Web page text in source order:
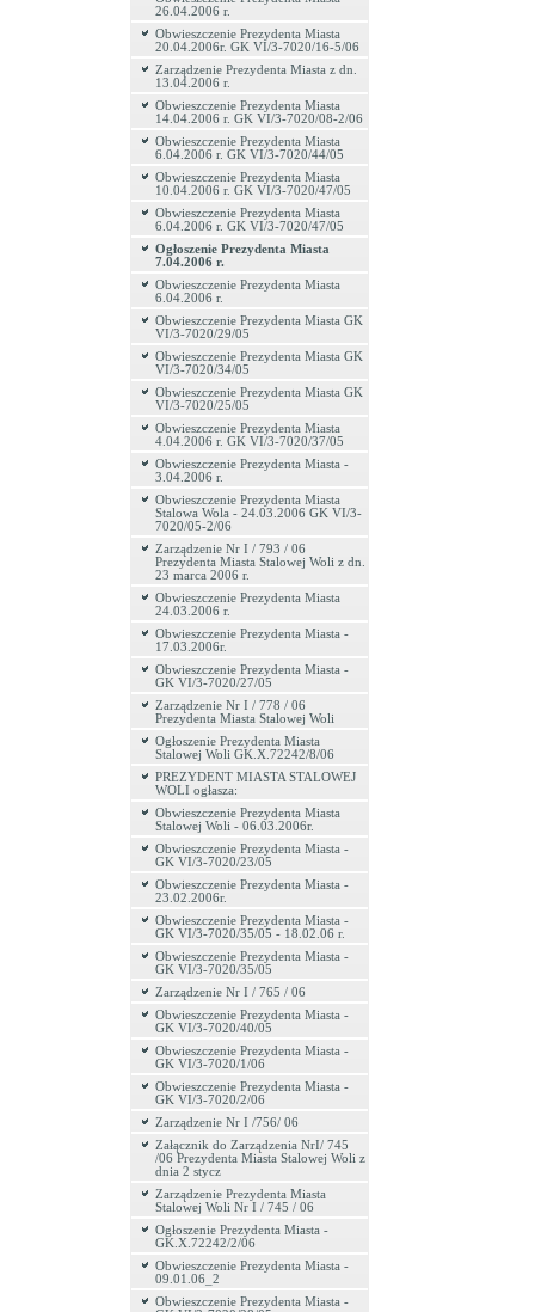
26.04.2006 r.
Obwieszczenie Prezydenta Miasta
20.04.2006r. GK VI/3-7020/16-5/06
Zarządzenie Prezydenta Miasta z dn.
13.04.2006 r.
Obwieszczenie Prezydenta Miasta
14.04.2006 r. GK VI/3-7020/08-2/06
Obwieszczenie Prezydenta Miasta
6.04.2006 r. GK VI/3-7020/44/05
Obwieszczenie Prezydenta Miasta
10.04.2006 r. GK VI/3-7020/47/05
Obwieszczenie Prezydenta Miasta
6.04.2006 r. GK VI/3-7020/47/05
Ogłoszenie Prezydenta Miasta
7.04.2006 r.
Obwieszczenie Prezydenta Miasta
6.04.2006 r.
Obwieszczenie Prezydenta Miasta GK
VI/3-7020/29/05
Obwieszczenie Prezydenta Miasta GK
VI/3-7020/34/05
Obwieszczenie Prezydenta Miasta GK
VI/3-7020/25/05
Obwieszczenie Prezydenta Miasta
4.04.2006 r. GK VI/3-7020/37/05
Obwieszczenie Prezydenta Miasta -
3.04.2006 r.
Obwieszczenie Prezydenta Miasta
Stalowa Wola - 24.03.2006 GK VI/3-
7020/05-2/06
Zarządzenie Nr I / 793 / 06
Prezydenta Miasta Stalowej Woli z dn.
23 marca 2006 r.
Obwieszczenie Prezydenta Miasta
24.03.2006 r.
Obwieszczenie Prezydenta Miasta -
17.03.2006r.
Obwieszczenie Prezydenta Miasta -
GK VI/3-7020/27/05
Zarządzenie Nr I / 778 / 06
Prezydenta Miasta Stalowej Woli
Ogłoszenie Prezydenta Miasta
Stalowej Woli GK.X.72242/8/06
PREZYDENT MIASTA STALOWEJ
WOLI ogłasza:
Obwieszczenie Prezydenta Miasta
Stalowej Woli - 06.03.2006r.
Obwieszczenie Prezydenta Miasta -
GK VI/3-7020/23/05
Obwieszczenie Prezydenta Miasta -
23.02.2006r.
Obwieszczenie Prezydenta Miasta -
GK VI/3-7020/35/05 - 18.02.06 r.
Obwieszczenie Prezydenta Miasta -
GK VI/3-7020/35/05
Zarządzenie Nr I / 765 / 06
Obwieszczenie Prezydenta Miasta -
GK VI/3-7020/40/05
Obwieszczenie Prezydenta Miasta -
GK VI/3-7020/1/06
Obwieszczenie Prezydenta Miasta -
GK VI/3-7020/2/06
Zarządzenie Nr I /756/ 06
Załącznik do Zarządzenia NrI/ 745
/06 Prezydenta Miasta Stalowej Woli z
dnia 2 stycz
Zarządzenie Prezydenta Miasta
Stalowej Woli Nr I / 745 / 06
Ogłoszenie Prezydenta Miasta -
GK.X.72242/2/06
Obwieszczenie Prezydenta Miasta -
09.01.06_2
Obwieszczenie Prezydenta Miasta -